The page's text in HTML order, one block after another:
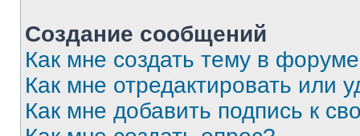
Создание сообщений
Как мне создать тему в
Как мне отредактировать или
Как мне добавить подпись к